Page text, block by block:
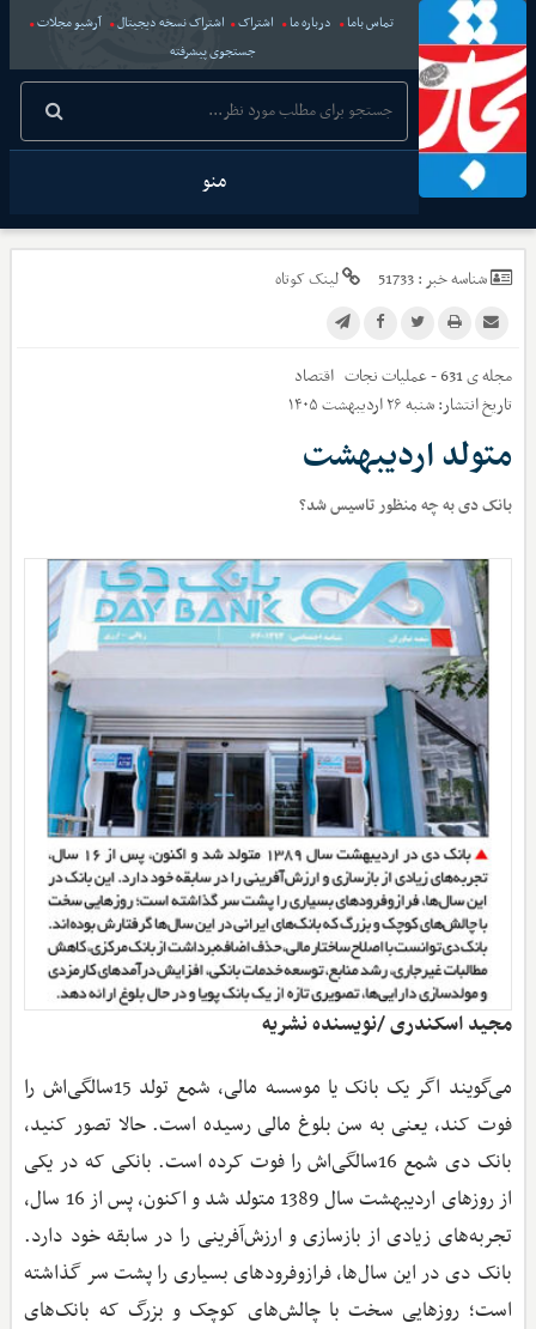
تماس باما درباره ما اشتراک اشتراک نسخه دیجیتال
آرشیو مجلات
جستجوی پیشرفته
منو
شناسه خبر :51733 لینک کوتاه
مجله ی 631 - عملیات نجات
اقتصاد
تاریخ انتشار:شنبه ۲۶ اردیبهشت ۱۴۰۵
متولد اردیبهشت
بانک دی به چه منظور تاسیس شد؟
مجید اسکندری /نویسنده نشریه
می‌گویند اگر یک بانک یا موسسه مالی، شمع تولد 15‌سالگی‌اش را
فوت کند، یعنی به سن بلوغ مالی رسیده است. حالا تصور کنید،
بانک دی شمع 16‌سالگی‌اش را فوت کرده است. بانکی که در یکی
از روزهای اردیبهشت سال 1389 متولد شد و اکنون، پس از 16 سال،
تجربه‌های زیادی از بازسازی و ارزش‌آفرینی را در سابقه خود دارد.
بانک دی در این سال‌ها، فرازوفرودهای بسیاری را پشت سر گذاشته
است؛ روزهایی سخت با چالش‌های کوچک و بزرگ که بانک‌های